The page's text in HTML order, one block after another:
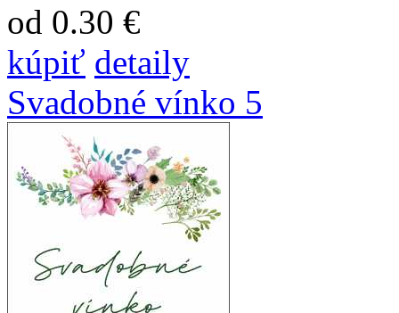
od 0.30 €
kúpiť detaily
Svadobné vínko 5